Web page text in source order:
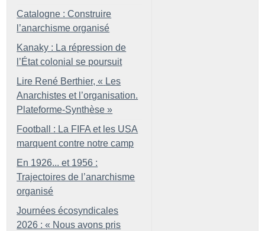
Catalogne : Construire
l’anarchisme organisé
Kanaky : La répression de
l’État colonial se poursuit
Lire René Berthier, « Les
Anarchistes et l’organisation.
Plateforme-Synthèse »
Football : La FIFA et les USA
marquent contre notre camp
En 1926... et 1956 :
Trajectoires de l’anarchisme
organisé
Journées écosyndicales
2026 : « Nous avons pris